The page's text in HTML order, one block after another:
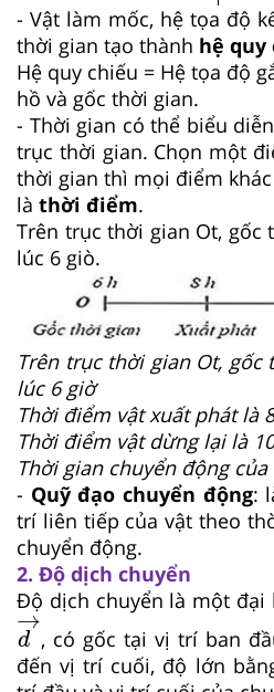
- Vật làm mốc, hệ tọa độ
thời gian tạo thành hệ quy
Hệ quy chiếu = Hệ tọa độ
hồ và gốc thời gian.
- Thời gian có thể biểu
trục thời gian. Chọn một
thời gian thì mọi điểm
là thời điểm.
Trên trục thời gian Ot, gốc
lúc 6 giò.
Trên trục thời gian Ot,
lúc 6 giờ
Thời điểm vật xuất phát là
Thời điểm vật dừng lại là
Thời gian chuyển động của
- Quỹ đạo chuyển động:
trí liên tiếp của vật theo
chuyển động.
2. Độ dịch chuyển
Độ dịch chuyển là một đại
→
d
d→
, có gốc tại vị trí ban
đến vị trí cuối, độ lớn